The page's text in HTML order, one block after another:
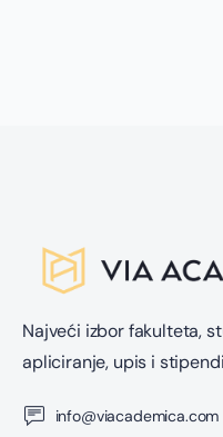
Najveći izbor fakulteta,
apliciranje, upis i
info@viacademica.com